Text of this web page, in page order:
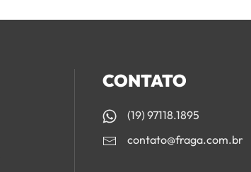
CONTATO
(19) 97118.1895
contato@fraga.com.br